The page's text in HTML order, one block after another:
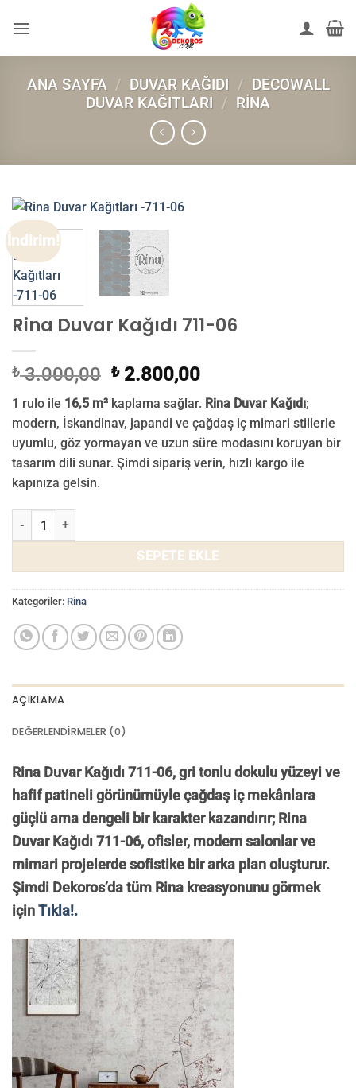
atla
ANA SAYFA / DUVAR KAĞIDI / DECOWALL
DUVAR KAĞITLARI / RINA
İndirim!
Rina Duvar Kağıdı 711-06
₺3.000,00 Orijinal
fiyat:
₺ 3.000,00.
₺2.800,00Şu
andaki
fiyat:
₺ 2.800,00.
1 rulo ile 16,5 m² kaplama sağlar. Rina Duvar Kağıdı;
modern, İskandinav, japandi ve çağdaş iç mimari stillerle
uyumlu, göz yormayan ve uzun süre modasını koruyan bir
tasarım dili sunar. Şimdi sipariş verin, hızlı kargo ile
kapınıza gelsin.
Rina Duvar Kağıdı 711-06 adet
SEPETE EKLE
Kategoriler: Rina
AÇIKLAMA
DEĞERLENDIRMELER (0)
Rina Duvar Kağıdı 711-06, gri tonlu dokulu yüzeyi ve
hafif patineli görünümüyle çağdaş iç mekânlara
güçlü ama dengeli bir karakter kazandırır; Rina
Duvar Kağıdı 711-06, ofisler, modern salonlar ve
mimari projelerde sofistike bir arka plan oluşturur.
Şimdi Dekoros’da tüm Rina kreasyonunu görmek
içinTıkla!.